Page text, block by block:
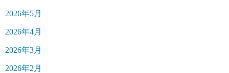
2026年5月
2026年4月
2026年3月
2026年2月